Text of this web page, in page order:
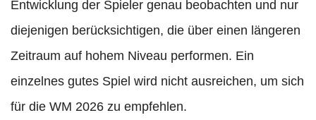
Entwicklung der Spieler genau beobachten und nur
diejenigen berücksichtigen, die über einen längeren
Zeitraum auf hohem Niveau performen. Ein
einzelnes gutes Spiel wird nicht ausreichen, um sich
für die WM 2026 zu empfehlen.